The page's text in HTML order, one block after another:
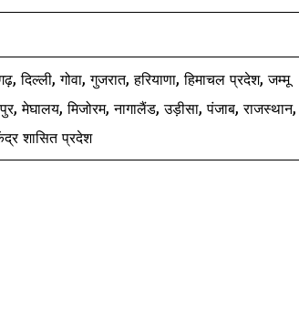
गोवा, गुजरात, हरियाणा, हिमाचल प्रदेश, जम्मू
मेघालय, मिजोरम, नागालैंड, उड़ीसा, पंजाब, राजस्थान,
शासित प्रदेश